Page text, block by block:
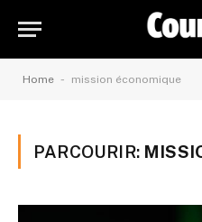
Home - mission économique
PARCOURIR: